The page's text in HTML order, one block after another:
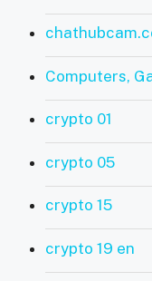
Computers,
crypto 01
crypto 05
crypto 15
crypto 19 en